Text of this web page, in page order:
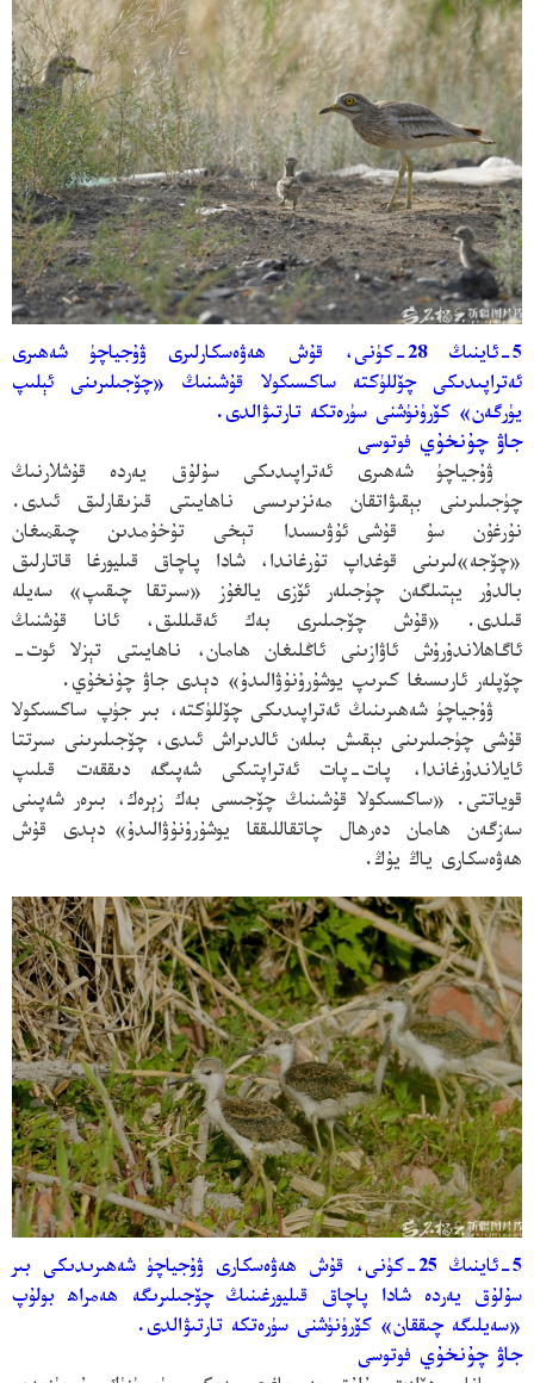
5-ئاينىڭ 28-كۈنى، قۇش ھەۋەسكارلىرى ۋۇجياچۈ شەھىرى
ئەتراپىدىكى چۆللۈكتە ساكسىكولا قۇشىنىڭ «چۆجىلىرىنى ئېلىپ
يۈرگەن» كۆرۈنۈشنى سۈرەتكە تارتىۋالدى.
جاۋ چۇنخۇي فوتوسى
ۋۇجياچۈ شەھىرى ئەتراپىدىكى سۇلۇق يەردە قۇشلارنىڭ
چۈجىلىرىنى بېقىۋاتقان مەنزىرىسى ناھايىتى قىزىقارلىق ئىدى.
نۇرغۇن سۇ قۇشى ئۇۋىسىدا تېخى تۇخۇمدىن چىقمىغان
«چۆجە»لىرىنى قوغداپ تۇرغاندا، شادا پاچاق قىليورغا قاتارلىق
بالدۇر يېتىلگەن چۈجىلەر ئۆزى يالغۇز «سىرتقا چىقىپ» سەيلە
قىلدى. «قۇش چۆجىلىرى بەك ئەقىللىق، ئانا قۇشنىڭ
ئاگاھلاندۇرۇش ئاۋازىنى ئاڭلىغان ھامان، ناھايىتى تېزلا ئوت-
چۆپلەر ئارىسىغا كىرىپ يوشۇرۇنۇۋالىدۇ» دېدى جاۋ چۇنخۇي.
ۋۇجياچۈ شەھىرىنىڭ ئەتراپىدىكى چۆللۈكتە، بىر جۈپ ساكسىكولا
قۇشى چۈجىلىرىنى بېقىش بىلەن ئالدىراش ئىدى، چۆجىلىرىنى سىرتتا
ئايلاندۇرغاندا، پات-پات ئەتراپتىكى شەپىگە دىققەت قىلىپ
قوياتتى. «ساكسىكولا قۇشىنىڭ چۆجىسى بەك زېرەك، بىرەر شەپىنى
سەزگەن ھامان دەرھال چاتقاللىققا يوشۇرۇنۇۋالىدۇ» دېدى قۇش
ھەۋەسكارى ياڭ يۇڭ.
5-ئاينىڭ 25-كۈنى، قۇش ھەۋەسكارى ۋۇجياچۈ شەھىرىدىكى بىر
سۇلۇق يەردە شادا پاچاق قىليورغىنىڭ چۆجىلىرىگە ھەمراھ بولۇپ
«سەيلىگە چىققان» كۆرۈنۈشنى سۈرەتكە تارتىۋالدى.
جاۋ چۇنخۇي فوتوسى